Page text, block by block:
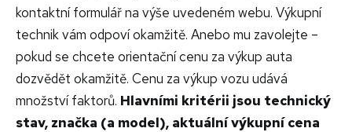
kontaktní formulář na výše uvedeném webu. Výkupní
technik vám odpoví okamžitě. Anebo mu zavolejte –
pokud se chcete orientační cenu za výkup auta
dozvědět okamžitě. Cenu za výkup vozu udává
množství faktorů. Hlavními kritérii jsou technický
stav, značka (a model), aktuální výkupní cena